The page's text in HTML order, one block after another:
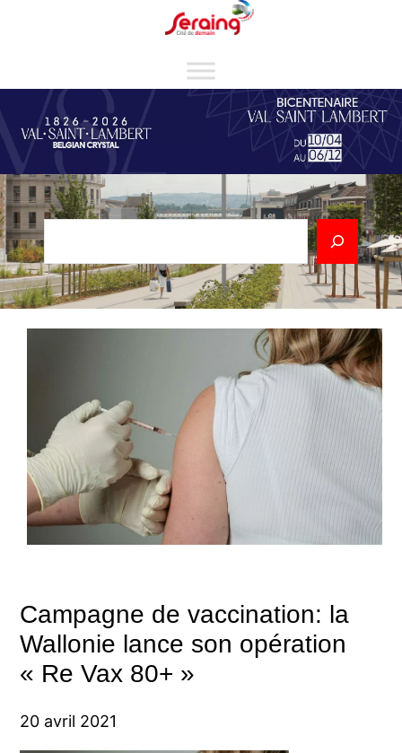
Rechercher
Campagne de vaccination: la
Wallonie lance son opération
« Re Vax 80+ »
20 avril 2021
Cookies management panel